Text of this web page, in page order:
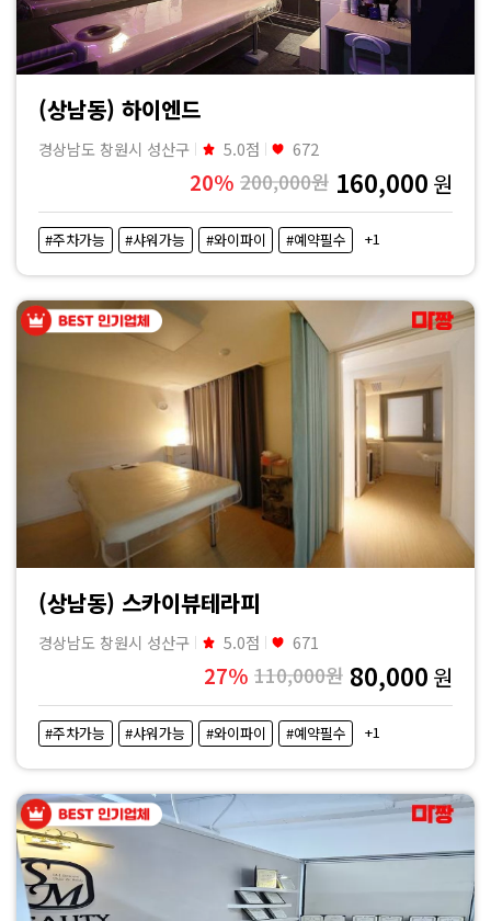
(상남동) 하이엔드
경상남도 창원시 성산구 5.0점 672
20% 200,000원 160,000 원
#주차가능 #샤워가능 #와이파이 #예약필수 +1
(상남동) 스카이뷰테라피
경상남도 창원시 성산구 5.0점 671
27% 110,000원 80,000 원
#주차가능 #샤워가능 #와이파이 #예약필수 +1